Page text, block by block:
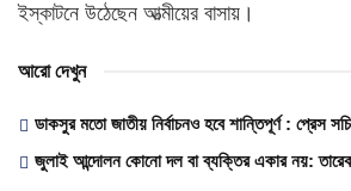
ইস্কাটনে উঠেছেন আত্মীয়ের বাসায়।
আরো দেখুন
ডাকসুর মতো জাতীয় নির্বাচনও হবে শান্তিপূর্ণ : প্রেস
জুলাই আন্দোলন কোনো দল বা ব্যক্তির একার নয়: